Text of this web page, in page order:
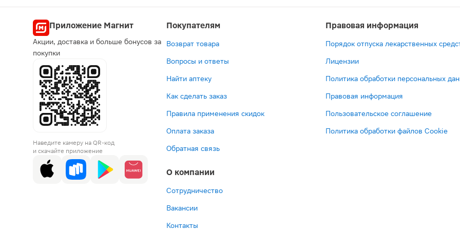
Приложение Магнит
Акции, доставка и больше бонусов за
покупки
Наведите камеру на QR-код
и скачайте приложение
Покупателям
Возврат товара
Вопросы и ответы
Найти аптеку
Как сделать заказ
Правила применения скидок
Оплата заказа
Обратная связь
О компании
Сотрудничество
Вакансии
Контакты
Правовая информация
Порядок отпуска лекарственных
Лицензии
Политика обработки персональных
Правовая информация
Пользовательское соглашение
Политика обработки файлов Cookie